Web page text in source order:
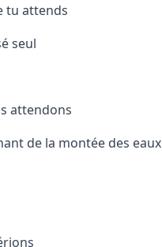
tu attends
seul
attendons
de la montée des eaux